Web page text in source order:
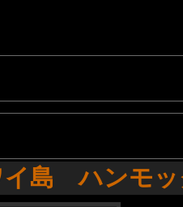
イ島 ハンモ